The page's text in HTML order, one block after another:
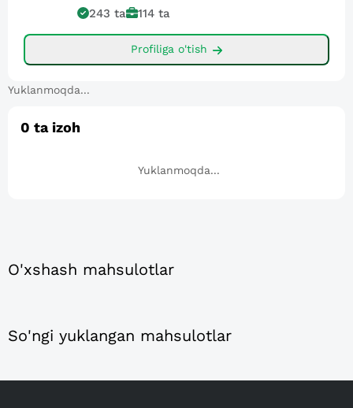
243 ta 114 ta
Profiliga o'tish
Yuklanmoqda...
0 ta izoh
Yuklanmoqda...
O'xshash mahsulotlar
So'ngi yuklangan mahsulotlar